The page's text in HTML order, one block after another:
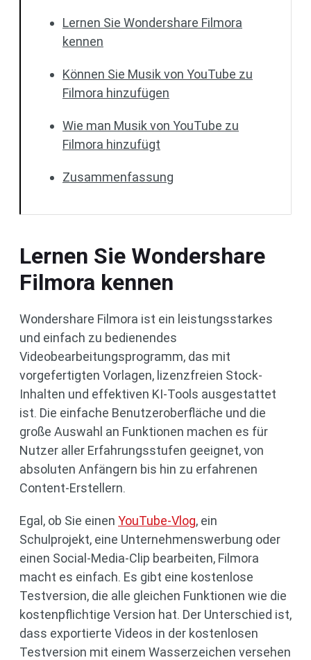
Lernen Sie Wondershare Filmora
kennen
Können Sie Musik von YouTube zu
Filmora hinzufügen
Wie man Musik von YouTube zu
Filmora hinzufügt
Zusammenfassung
Lernen Sie Wondershare
Filmora kennen
Wondershare Filmora ist ein leistungsstarkes
und einfach zu bedienendes
Videobearbeitungsprogramm, das mit
vorgefertigten Vorlagen, lizenzfreien Stock-
Inhalten und effektiven KI-Tools ausgestattet
ist. Die einfache Benutzeroberfläche und die
große Auswahl an Funktionen machen es für
Nutzer aller Erfahrungsstufen geeignet, von
absoluten Anfängern bis hin zu erfahrenen
Content-Erstellern.
Egal, ob Sie einen YouTube-Vlog, ein
Schulprojekt, eine Unternehmenswerbung oder
einen Social-Media-Clip bearbeiten, Filmora
macht es einfach. Es gibt eine kostenlose
Testversion, die alle gleichen Funktionen wie die
kostenpflichtige Version hat. Der Unterschied ist,
dass exportierte Videos in der kostenlosen
Testversion mit einem Wasserzeichen versehen